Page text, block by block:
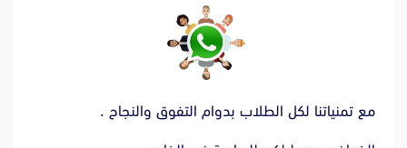
مع تمنياتنا لكل الطلاب بدوام التفوق والنجاح .